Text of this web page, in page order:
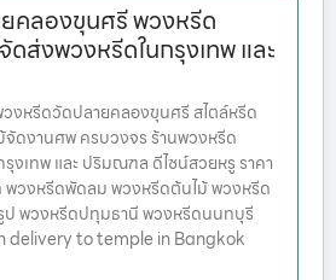
คลองขุนศรี พวงหรีด
ดส่งพวงหรีดในกรุงเทพ และ
หรีดวัดปลายคลองขุนศรี สไตล์หรีด
ดงานศพ ครบวงจร ร้านพวงหรีด
งเทพ และ ปริมณฑล ดีไซน์สวยหรู ราคา
วงหรีดพัดลม พวงหรีดต้นไม้ พวงหรีด
ป พวงหรีดปทุมธานี พวงหรีดนนทบุรี
delivery to temple in Bangkok